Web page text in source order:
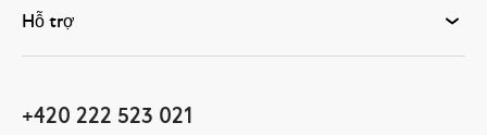
Hỗ trợ
+420 222 523 021